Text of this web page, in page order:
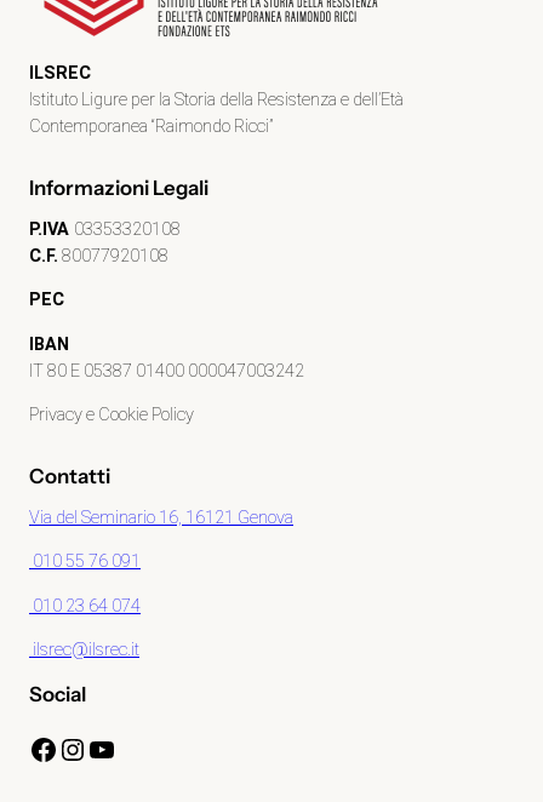
ILSREC
Istituto Ligure per la Storia della Resistenza e dell’Età
Contemporanea “Raimondo Ricci”
Informazioni Legali
P.IVA 03353320108
C.F. 80077920108
PEC
IBAN
IT 80 E 05387 01400 000047003242
Privacy e Cookie Policy
Contatti
Via del Seminario 16, 16121 Genova
010 55 76 091
010 23 64 074
ilsrec@ilsrec.it
Social
Facebook InstagramYouTube